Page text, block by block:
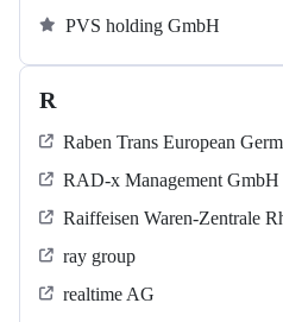
PVS holding GmbH
R
Raben Trans European
RAD-x Management GmbH
Raiffeisen Waren-Zentrale
ray group
realtime AG